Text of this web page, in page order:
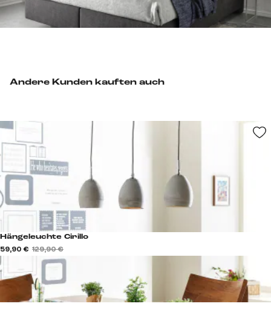
Andere Kunden kauften auch
Hängeleuchte Cirillo
59,90 € 129,90 €